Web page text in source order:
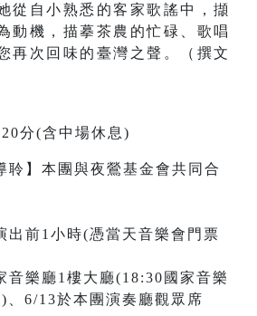
從自小熟悉的客家歌謠中，擷
動機，描摹茶農的忙碌、歌唱
再次回味的臺灣之聲。（撰文
分(含中場休息)
聆】本團與夜鶯基金會共同合
出前1小時(憑當天音樂會門票
音樂廳1樓大廳(18:30國家音樂
、6/13於本團演奏廳觀眾席